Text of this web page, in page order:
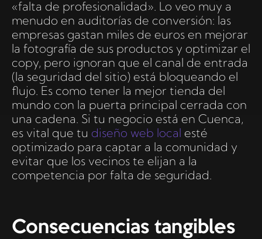
«falta de profesionalidad». Lo veo muy a
menudo en auditorías de conversión: las
empresas gastan miles de euros en mejorar
la fotografía de sus productos y optimizar el
copy, pero ignoran que el canal de entrada
(la seguridad del sitio) está bloqueando el
flujo. Es como tener la mejor tienda del
mundo con la puerta principal cerrada con
una cadena. Si tu negocio está en Cuenca,
es vital que tu diseño web local esté
optimizado para captar a la comunidad y
evitar que los vecinos te elijan a la
competencia por falta de seguridad.
Consecuencias tangibles